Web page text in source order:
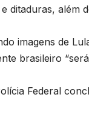
ditaduras, além
imagens de
brasileiro “será
Federal